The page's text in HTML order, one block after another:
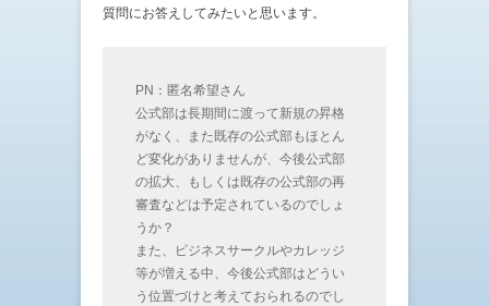
質問にお答えしてみたいと思います。
PN：匿名希望さん
公式部は長期間に渡って新規の昇格
がなく、また既存の公式部もほとん
ど変化がありませんが、今後公式部
の拡大、もしくは既存の公式部の再
審査などは予定されているのでしょ
うか？
また、ビジネスサークルやカレッジ
等が増える中、今後公式部はどうい
う位置づけと考えておられるのでし